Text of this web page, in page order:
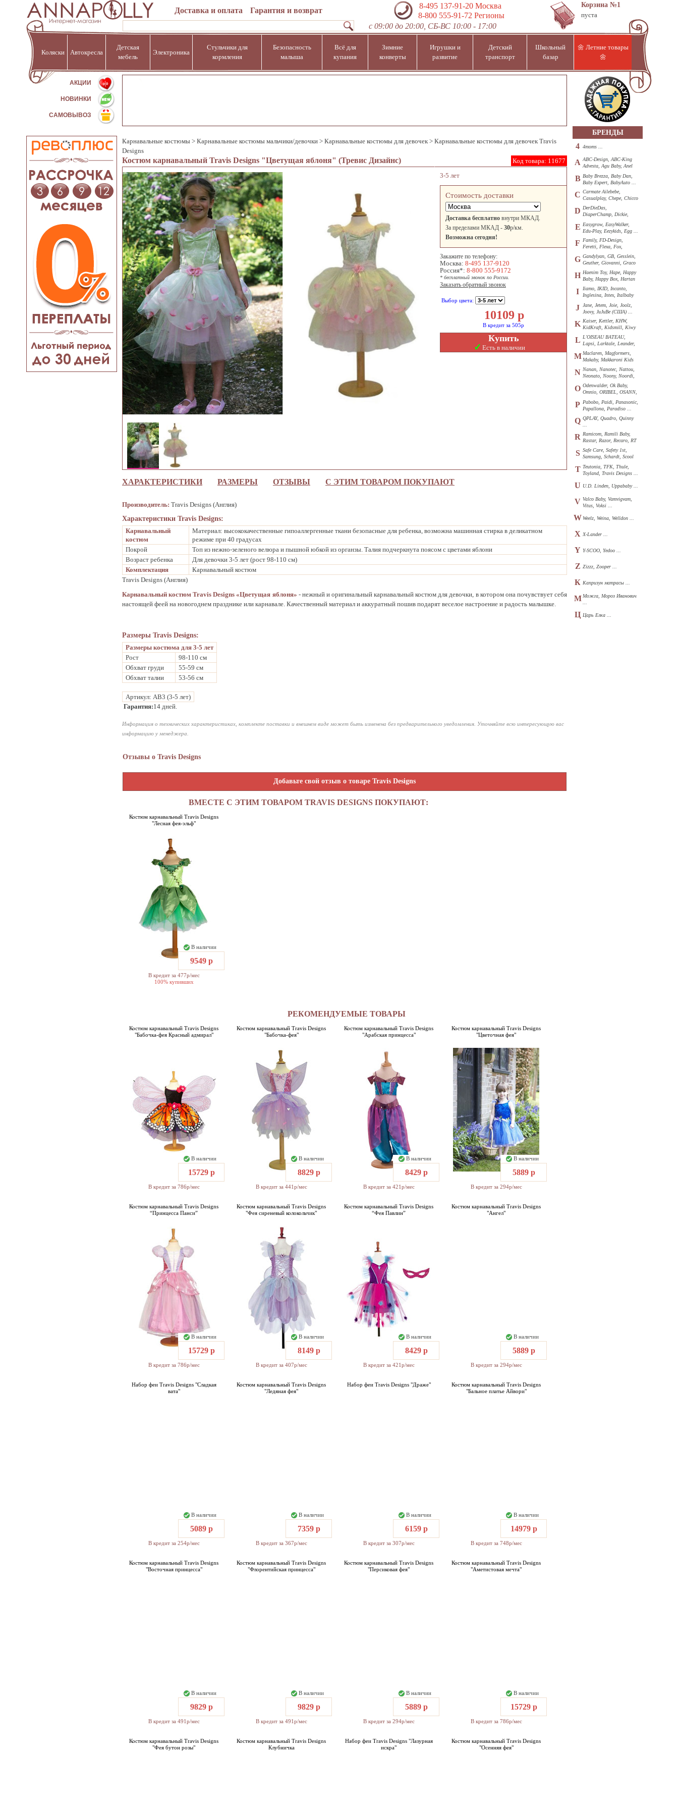
Доставка и оплата Гарантия и возврат
8-495 137-91-20Москва
8-800 555-91-72 Регионы
с 09:00 до 20:00, СБ-ВС 10:00 - 17:00
Корзина №1
пуста
Коляски Автокресла
Детская
мебель
Электроника
Стульчики для
кормления
Безопасность
малыша
Всё для
купания
Зимние
конверты
Игрушки и
развитие
Детский
транспорт
Школьный
базар
🌼 Летние товары
🌼
АКЦИИ %
НОВИНКИ
САМОВЫВОЗ
Карнавальные костюмы > Карнавальные костюмы мальчики/девочки > Карнавальные костюмы для девочек > Карнавальные костюмы для девочек Travis
Designs
Код товара: 11677
Костюм карнавальный Travis Designs "Цветущая яблоня" (Тревис Дизайнс)
3-5 лет
Стоимость доставки
Доставка бесплатно внутри МКАД.
За пределами МКАД - 30р/км.
Возможна сегодня!
Закажите по телефону:
Москва: 8-495 137-9120
Россия*: 8-800 555-9172
* бесплатный звонок по России.
Заказать обратный звонок
Выбор цвета:
10109 р
В кредит за 505р
Купить
✓ Есть в наличии
ХАРАКТЕРИСТИКИ РАЗМЕРЫ ОТЗЫВЫ С ЭТИМ ТОВАРОМ ПОКУПАЮТ
Производитель: Travis Designs (Англия)
Характеристики Travis Designs:
Карнавальный
костюм
Материал: высококачественные гипоаллергенные ткани безопасные для ребенка, возможна машинная стирка в деликатном
режиме при 40 градусах
Покрой
Топ из нежно-зеленого велюра и пышной юбкой из органзы. Талия подчеркнута поясом с цветами яблони
Возраст ребенка
Для девочки 3-5 лет (рост 98-110 см)
Комплектация
Карнавальный костюм
Travis Designs (Англия)
Карнавальный костюм Travis Designs «Цветущая яблоня» - нежный и оригинальный карнавальный костюм для девочки, в котором она почувствует себя
настоящей феей на новогоднем празднике или карнавале. Качественный материал и аккуратный пошив подарят веселое настроение и радость малышке.
Размеры Travis Designs:
Размеры костюма для 3-5 лет
Рост
98-110 см
Обхват груди
55-59 см
Обхват талии
53-56 см
Артикул: AB3 (3-5 лет)
Гарантия:14 дней.
Информация о технических характеристиках, комплекте поставки и внешнем виде может быть изменена без предварительного уведомления. Уточняйте всю интересующую вас
информацию у менеджера.
Отзывы о Travis Designs
Добавьте свой отзыв о товаре Travis Designs
ВМЕСТЕ С ЭТИМ ТОВАРОМ TRAVIS DESIGNS ПОКУПАЮТ:
Костюм карнавальный Travis Designs
"Лесная фея-эльф"
В наличии
9549 р
В кредит за 477р/мес
100% купивших
РЕКОМЕНДУЕМЫЕ ТОВАРЫ
Костюм карнавальный Travis Designs
"Бабочка-фея Красный адмирал"
В наличии
15729 р
В кредит за 786р/мес
Костюм карнавальный Travis Designs
"Бабочка-фея"
В наличии
8829 р
В кредит за 441р/мес
Костюм карнавальный Travis Designs
"Арабская принцесса"
В наличии
8429 р
В кредит за 421р/мес
Костюм карнавальный Travis Designs
"Цветочная фея"
В наличии
5889 р
В кредит за 294р/мес
Костюм карнавальный Travis Designs
“Принцесса Панси”
В наличии
15729 р
В кредит за 786р/мес
Костюм карнавальный Travis Designs
"Фея сиреневый колокольчик"
В наличии
8149 р
В кредит за 407р/мес
Костюм карнавальный Travis Designs
“Фея Павлин”
В наличии
8429 р
В кредит за 421р/мес
Костюм карнавальный Travis Designs
"Ангел"
В наличии
5889 р
В кредит за 294р/мес
Набор феи Travis Designs "Сладкая
вата"
В наличии
5089 р
В кредит за 254р/мес
Костюм карнавальный Travis Designs
"Ледяная фея"
В наличии
7359 р
В кредит за 367р/мес
Набор феи Travis Designs "Драже"
В наличии
6159 р
В кредит за 307р/мес
Костюм карнавальный Travis Designs
"Бальное платье Айвори"
В наличии
14979 р
В кредит за 748р/мес
Костюм карнавальный Travis Designs
"Восточная принцесса"
В наличии
9829 р
В кредит за 491р/мес
Костюм карнавальный Travis Designs
"Флорентийская принцесса"
В наличии
9829 р
В кредит за 491р/мес
Костюм карнавальный Travis Designs
"Персиковая фея"
В наличии
5889 р
В кредит за 294р/мес
Костюм карнавальный Travis Designs
"Аметистовая мечта"
В наличии
15729 р
В кредит за 786р/мес
Костюм карнавальный Travis Designs
"Фея бутон розы"
Костюм карнавальный Travis Designs
Клубничка
Набор феи Travis Designs "Лазурная
искра"
Костюм карнавальный Travis Designs
"Осенняя фея"
БРЕНДЫ
4 4moms ...
A ABC-Design, ABC-King
Advesta, Agu Baby, Anel
B Baby Brezza, Baby Dan,
Baby Expert, BabyAuto ...
C Carmate Ailebebe,
Casualplay, Chepe, Chicco
D DerDieDas,
DiaperChamp, Dickie,
E Easygrow, EasyWalker,
Edu-Play, Eezykids, Egg ...
F
Family, FD-Design,
Feretti, Flexa, Fox,
G Gandylyan, GB, Gesslein,
Geuther, Giovanni, Graco
H Haenim Toy, Hape, Happy
Baby, Happy Box, Hartan
I
Iiamo, IKID, Incanto,
Inglesina, Intex, Italbaby
J
Jane, Jetem, Joie, Joolz,
Joovy, JuJuBe (США) ...
K Kaiser, Kettler, KHW,
KidKraft, Kidsmill, Kiwy
L L'OISEAU BATEAU,
Lapsi, Larktale, Leander,
M Maclaren, Magformers,
Makaby, Makkaroni Kids
N Nanan, Nanotec, Nattou,
Neonato, Noony, Noordi,
O Odenwalder, Ok Baby,
Omnio, ORIBEL, OSANN,
P Pabobo, Paidi, Panasonic,
Papallona, Paradiso ...
Q QPLAY, Quadro, Quinny
R Ramicom, Ramili Baby,
Rastar, Razor, Recaro, RT
S Safe Care, Safety 1st,
Samsung, Schardt, Scool
T Teutonia, TFK, Thule,
Toyland, Travis Designs ...
U U.D. Linden, Uppababy ...
V Valco Baby, Vamvigvam,
Vitus, Voksi ...
WWeelz, Weina, Welldon ...
X X-Lander ...
Y Y-SCOO, Yedoo ...
Z Zizzz, Zooper ...
К Капризун матрасы ...
М Можга, Мороз Иванович
Ц Царь Елка ...